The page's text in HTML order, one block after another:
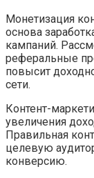
Монетизация
основа
кампаний.
реферальные
повысит
сети.
Контент-
увеличения
Правильная
целевую
конверсию.